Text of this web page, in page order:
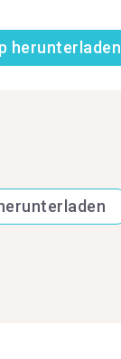
herunterladen